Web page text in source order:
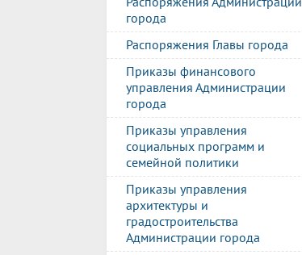
города
Распоряжения Главы города
Приказы финансового
управления Администрации
города
Приказы управления
социальных программ и
семейной политики
Приказы управления
архитектуры и
градостроительства
Администрации города